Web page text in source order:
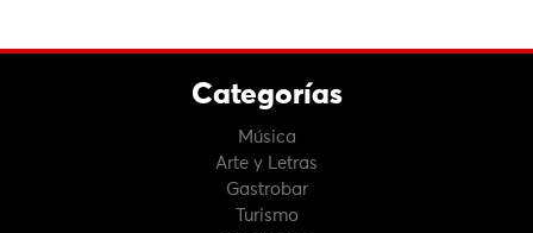
Categorías
Música
Arte y Letras
Gastrobar
Turismo